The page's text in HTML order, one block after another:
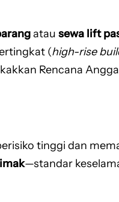
atau sewa lift
(high-rise
Rencana
tinggi dan
—standar